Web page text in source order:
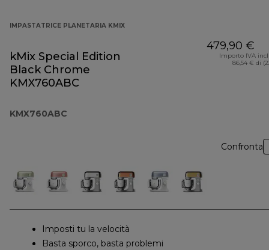
IMPASTATRICE PLANETARIA KMIX
kMix Special Edition
Black Chrome
KMX760ABC
KMX760ABC
479,90 €
Importo IVA
86,54 € di
Confronta
Imposti tu la velocità
Basta sporco, basta problemi